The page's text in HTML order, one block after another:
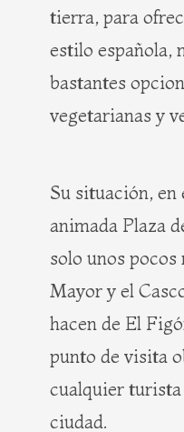
tierra, para
estilo española,
bastantes
vegetarianas y
Su situación, en
animada Plaza
solo unos
Mayor y el
hacen de El
punto de visita
cualquier
ciudad.